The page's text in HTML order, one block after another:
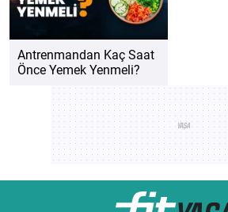
Antrenmandan Kaç Saat
Önce Yemek Yenmeli?